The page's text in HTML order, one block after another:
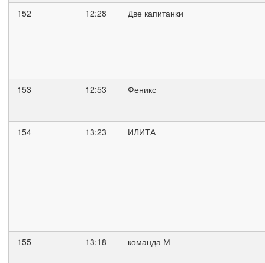
152 12:28 Две капитанки
153 12:53 Феникс
154 13:23 ИЛИТА
155 13:18 команда М